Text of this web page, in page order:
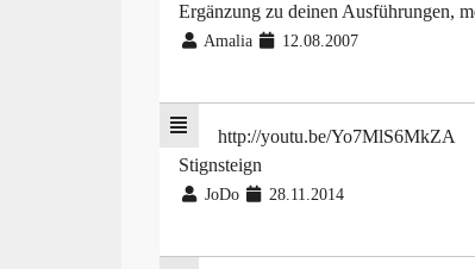
Ergänzung zu deinen Ausführungen,
Amalia 12.08.2007
http://youtu.be/Yo7MlS6MkZA
Stignsteign
JoDo 28.11.2014